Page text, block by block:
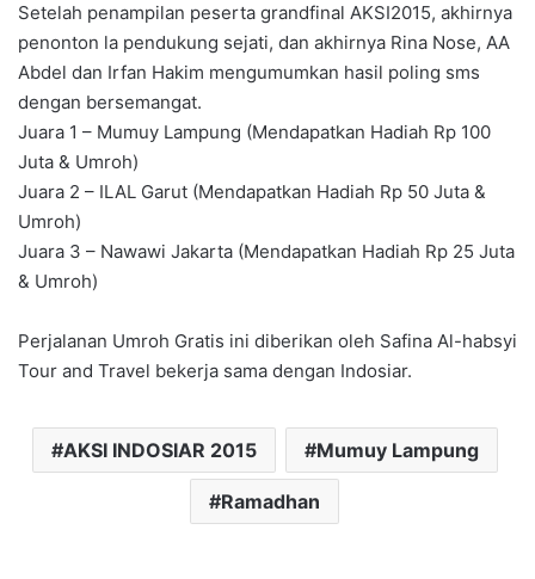
Setelah penampilan peserta grandfinal AKSI2015, akhirnya
penonton la pendukung sejati, dan akhirnya Rina Nose, AA
Abdel dan Irfan Hakim mengumumkan hasil poling sms
dengan bersemangat.
Juara 1 – Mumuy Lampung (Mendapatkan Hadiah Rp 100
Juta & Umroh)
Juara 2 – ILAL Garut (Mendapatkan Hadiah Rp 50 Juta &
Umroh)
Juara 3 – Nawawi Jakarta (Mendapatkan Hadiah Rp 25 Juta
& Umroh)
Perjalanan Umroh Gratis ini diberikan oleh Safina Al-habsyi
Tour and Travel bekerja sama dengan Indosiar.
AKSI INDOSIAR 2015 Mumuy Lampung
Ramadhan